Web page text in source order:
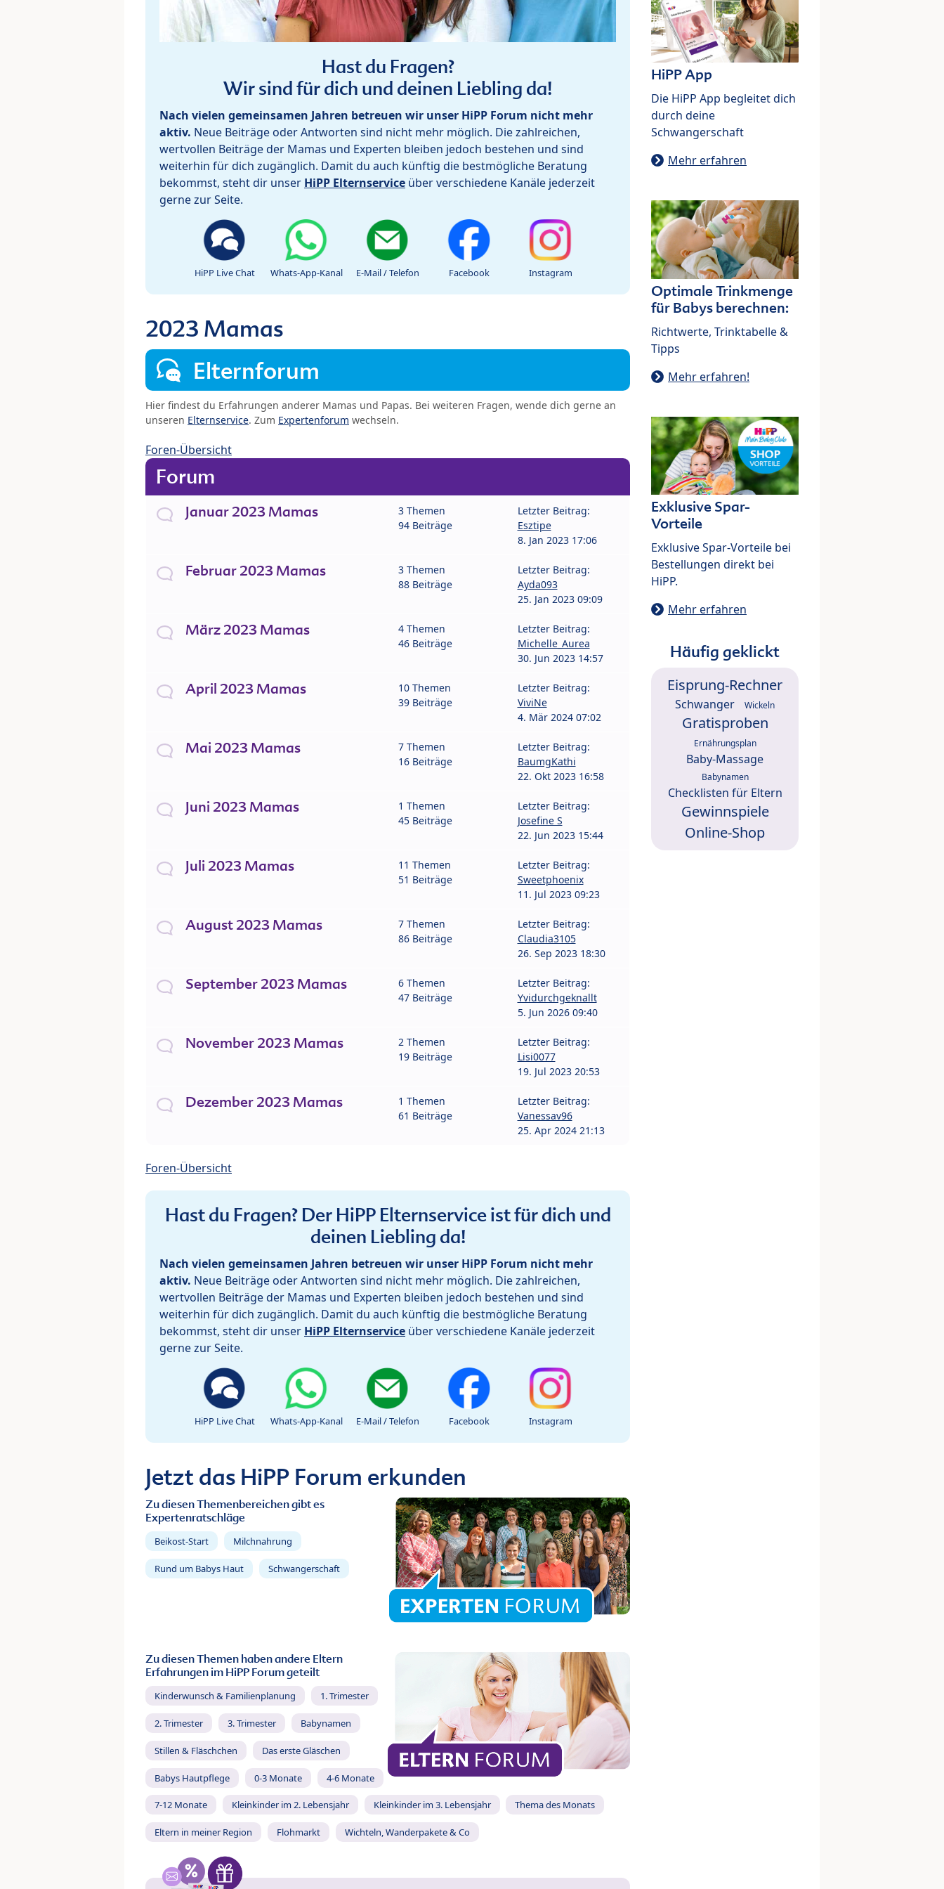
Hast du Fragen?
Wir sind für dich und deinen Liebling da!
Nach vielen gemeinsamen Jahren betreuen wir unser HiPP Forum nicht mehr
aktiv. Neue Beiträge oder Antworten sind nicht mehr möglich. Die zahlreichen,
wertvollen Beiträge der Mamas und Experten bleiben jedoch bestehen und sind
weiterhin für dich zugänglich. Damit du auch künftig die bestmögliche Beratung
bekommst, steht dir unser HiPP Elternservice über verschiedene Kanäle jederzeit
gerne zur Seite.
HiPP Live Chat Whats-App-Kanal E-Mail / Telefon Facebook Instagram
2023 Mamas
Elternforum
Hier findest du Erfahrungen anderer Mamas und Papas. Bei weiteren Fragen, wende dich gerne an
unseren Elternservice. Zum Expertenforum wechseln.
Foren-Übersicht
Forum
Januar 2023 Mamas
3 Themen
94 Beiträge
Letzter Beitrag:
Esztipe
8. Jan 2023 17:06
Februar 2023 Mamas
3 Themen
88 Beiträge
Letzter Beitrag:
Ayda093
25. Jan 2023 09:09
März 2023 Mamas
4 Themen
46 Beiträge
Letzter Beitrag:
Michelle_Aurea
30. Jun 2023 14:57
April 2023 Mamas
10 Themen
39 Beiträge
Letzter Beitrag:
ViviNe
4. Mär 2024 07:02
Mai 2023 Mamas
7 Themen
16 Beiträge
Letzter Beitrag:
BaumgKathi
22. Okt 2023 16:58
Juni 2023 Mamas
1 Themen
45 Beiträge
Letzter Beitrag:
Josefine S
22. Jun 2023 15:44
Juli 2023 Mamas
11 Themen
51 Beiträge
Letzter Beitrag:
Sweetphoenix
11. Jul 2023 09:23
August 2023 Mamas
7 Themen
86 Beiträge
Letzter Beitrag:
Claudia3105
26. Sep 2023 18:30
September 2023 Mamas
6 Themen
47 Beiträge
Letzter Beitrag:
Yvidurchgeknallt
5. Jun 2026 09:40
November 2023 Mamas
2 Themen
19 Beiträge
Letzter Beitrag:
Lisi0077
19. Jul 2023 20:53
Dezember 2023 Mamas
1 Themen
61 Beiträge
Letzter Beitrag:
Vanessav96
25. Apr 2024 21:13
Foren-Übersicht
Hast du Fragen? Der HiPP Elternservice ist für dich und
deinen Liebling da!
Nach vielen gemeinsamen Jahren betreuen wir unser HiPP Forum nicht mehr
aktiv. Neue Beiträge oder Antworten sind nicht mehr möglich. Die zahlreichen,
wertvollen Beiträge der Mamas und Experten bleiben jedoch bestehen und sind
weiterhin für dich zugänglich. Damit du auch künftig die bestmögliche Beratung
bekommst, steht dir unser HiPP Elternservice über verschiedene Kanäle jederzeit
gerne zur Seite.
HiPP Live Chat Whats-App-Kanal E-Mail / Telefon Facebook Instagram
Jetzt das HiPP Forum erkunden
Zu diesen Themenbereichen gibt es
Expertenratschläge
Beikost-Start Milchnahrung
Rund um Babys Haut Schwangerschaft
Zu diesen Themen haben andere Eltern
Erfahrungen im HiPP Forum geteilt
Kinderwunsch & Familienplanung 1. Trimester
2. Trimester 3. Trimester Babynamen
Stillen & Fläschchen Das erste Gläschen
Babys Hautpflege 0-3 Monate 4-6 Monate
7-12 Monate Kleinkinder im 2. Lebensjahr Kleinkinder im 3. Lebensjahr Thema des Monats
Eltern in meiner Region Flohmarkt Wichteln, Wanderpakete & Co
HiPP App
Die HiPP App begleitet dich
durch deine
Schwangerschaft
Mehr erfahren
Optimale Trinkmenge
für Babys berechnen:
Richtwerte, Trinktabelle &
Tipps
Mehr erfahren!
Exklusive Spar-
Vorteile
Exklusive Spar-Vorteile bei
Bestellungen direkt bei
HiPP.
Mehr erfahren
Häufig geklickt
Eisprung-Rechner
Schwanger Wickeln
Gratisproben
Ernährungsplan
Baby-Massage
Babynamen
Checklisten für Eltern
Gewinnspiele
Online-Shop